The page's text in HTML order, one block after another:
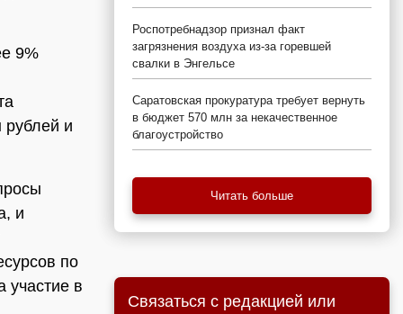
9%
рублей и
и
по
в
Роспотребнадзор признал факт
загрязнения воздуха из-за горевшей
свалки в Энгельсе
Саратовская прокуратура требует вернуть
в бюджет 570 млн за некачественное
благоустройство
Читать больше
Связаться с редакцией или